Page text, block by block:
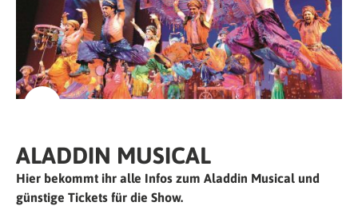
ALADDIN MUSICAL
Hier bekommt ihr alle Infos zum Aladdin Musical und
günstige Tickets für die Show.